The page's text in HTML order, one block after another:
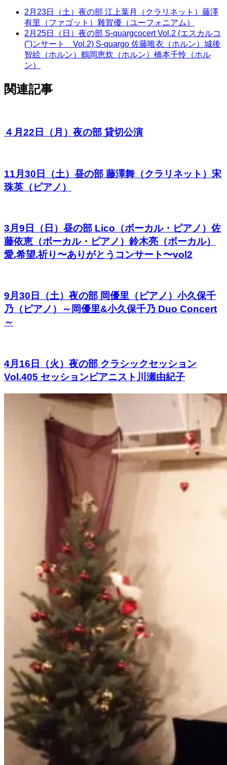
2月23日（土）夜の部 江上葉月（クラリネット）藤澤
有里（ファゴット）雜賀優（ユーフォニアム）
2月25日（日）夜の部 S-quargcocert Vol.2 (エスカルコ
(")ンサート Vol.2) S-quargo 佐藤唯衣（ホルン）城後
智絵（ホルン）鶴岡恵炊（ホルン）橋本千怜（ホル
ン）
関連記事
４月22日（月）夜の部 貸切公演
11月30日（土）昼の部 藤澤舞（クラリネット）宋
珠英（ピアノ）
3月9日（日）昼の部 Lico（ボーカル・ピアノ）佐
藤依恵（ボーカル・ピアノ）鈴木亮（ボーカル）
愛.希望.祈り〜ありがとうコンサート〜vol2
9月30日（土）夜の部 岡優里（ピアノ）小久保千
乃（ピアノ）～岡優里&小久保千乃 Duo Concert
～
4月16日（火）夜の部 クラシックセッション
Vol.405 セッションピアニスト川瀬由紀子